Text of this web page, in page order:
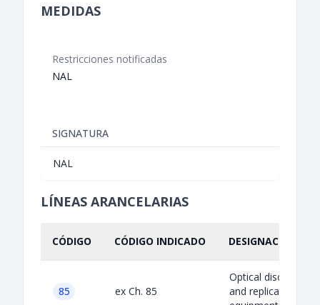
MEDIDAS
Restricciones notificadas
NAL
SIGNATURA
NAL
LÍNEAS ARANCELARIAS
CÓDIGO CÓDIGO INDICADO DESIGNACIÓN
85 ex Ch. 85
Optical disc
and replication